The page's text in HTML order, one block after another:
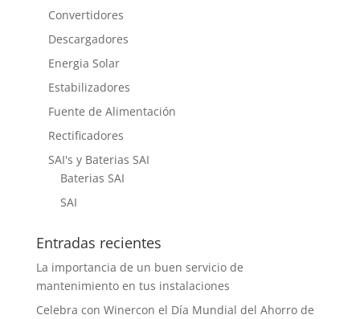
Convertidores
Descargadores
Energia Solar
Estabilizadores
Fuente de Alimentación
Rectificadores
SAI's y Baterias SAI
Baterias SAI
SAI
Entradas recientes
La importancia de un buen servicio de
mantenimiento en tus instalaciones
Celebra con Winercon el Día Mundial del Ahorro de